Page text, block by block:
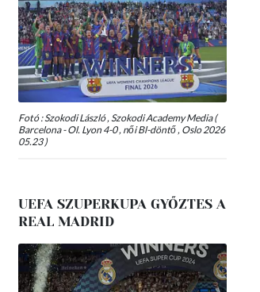
Fotó : Szokodi László , Szokodi Academy Media (
Barcelona - Ol. Lyon 4-0 , női Bl-döntő , Oslo 2026
05.23 )
UEFA SZUPERKUPA GYŐZTES A
REAL MADRID